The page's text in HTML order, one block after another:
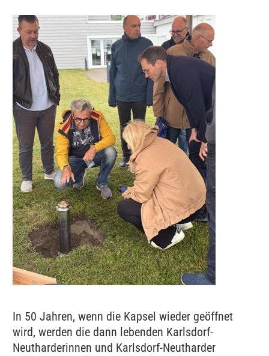
In 50 Jahren, wenn die Kapsel wieder geöffnet
wird, werden die dann lebenden Karlsdorf-
Neutharderinnen und Karlsdorf-Neutharder